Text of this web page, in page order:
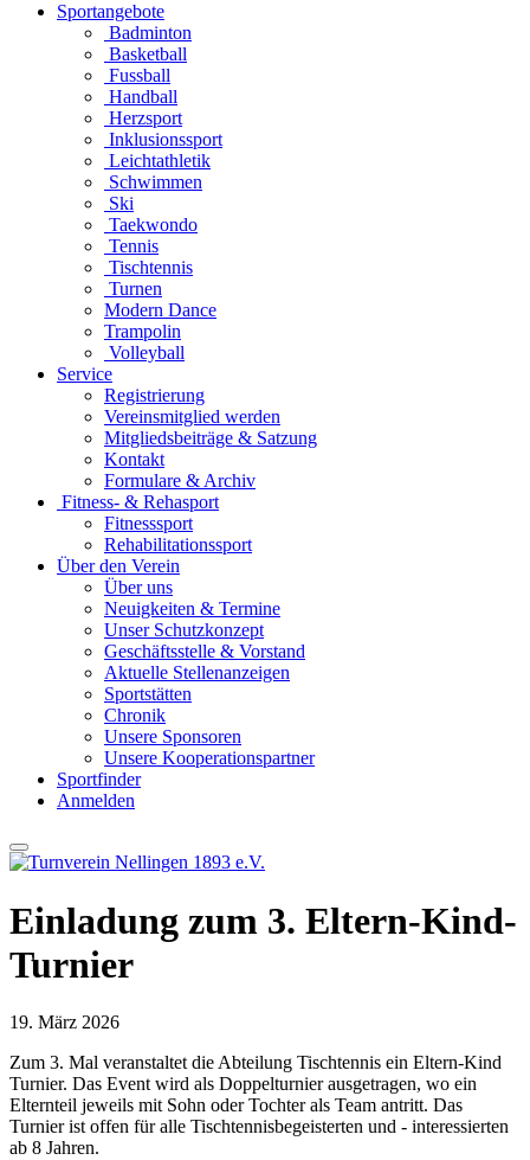
Sportangebote
Badminton
Basketball
Fussball
Handball
Herzsport
Inklusionssport
Leichtathletik
Schwimmen
Ski
Taekwondo
Tennis
Tischtennis
Turnen
Modern Dance
Trampolin
Volleyball
Service
Registrierung
Vereinsmitglied werden
Mitgliedsbeiträge & Satzung
Kontakt
Formulare & Archiv
Fitness- & Rehasport
Fitnesssport
Rehabilitationssport
Über den Verein
Über uns
Neuigkeiten & Termine
Unser Schutzkonzept
Geschäftsstelle & Vorstand
Aktuelle Stellenanzeigen
Sportstätten
Chronik
Unsere Sponsoren
Unsere Kooperationspartner
Sportfinder
Anmelden
Einladung zum 3. Eltern-Kind-
Turnier
19. März 2026
Zum 3. Mal veranstaltet die Abteilung Tischtennis ein Eltern-Kind
Turnier. Das Event wird als Doppelturnier ausgetragen, wo ein
Elternteil jeweils mit Sohn oder Tochter als Team antritt. Das
Turnier ist offen für alle Tischtennisbegeisterten und - interessierten
ab 8 Jahren.